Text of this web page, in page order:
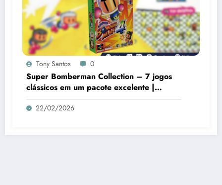
Tony Santos 0
Super Bomberman Collection – 7 jogos
clássicos em um pacote excelente |
Análise
22/02/2026